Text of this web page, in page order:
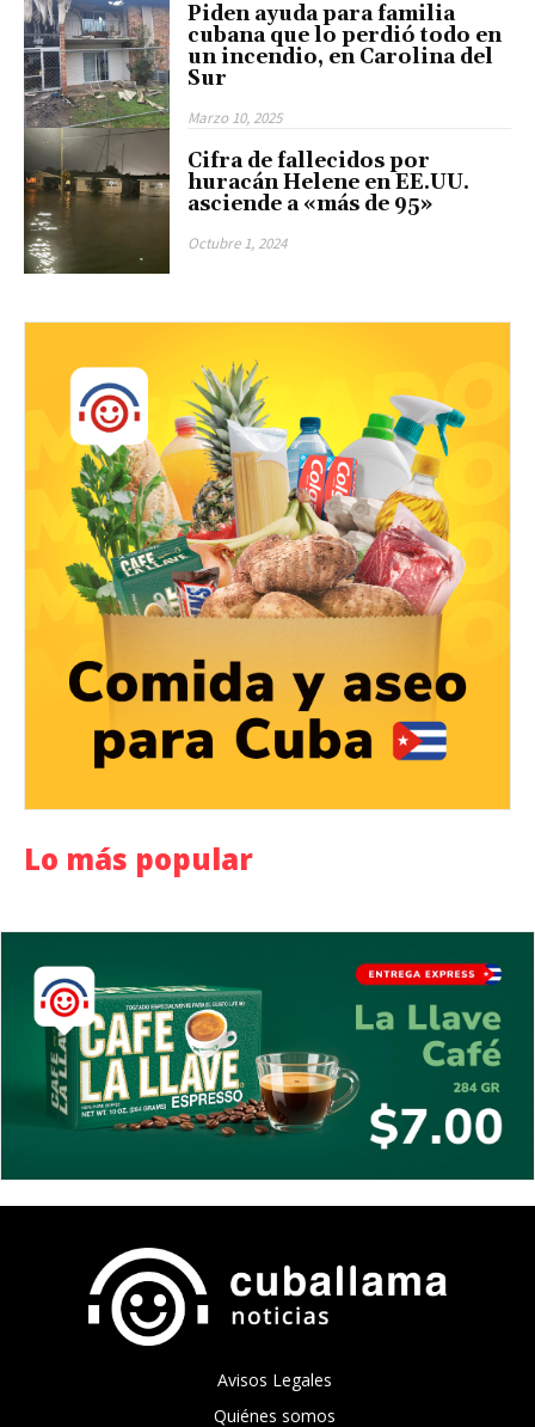
Piden ayuda para familia
cubana que lo perdió todo en
un incendio, en Carolina del
Sur
Marzo 10, 2025
Cifra de fallecidos por
huracán Helene en EE.UU.
asciende a «más de 95»
Octubre 1, 2024
Lo más popular
Avisos Legales
Quiénes somos